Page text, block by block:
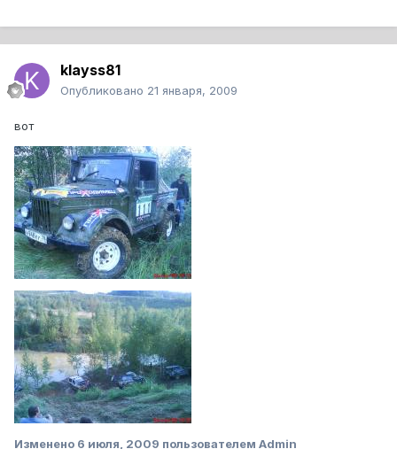
klayss81
Опубликовано 21 января, 2009
вот
Изменено 6 июля, 2009 пользователем Admin